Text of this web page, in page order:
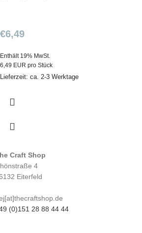
€6,49
Enthält 19% MwSt.
6,49 EUR pro Stück
Lieferzeit: ca. 2-3 Werktage
Craft Shop
4
Eiterfeld
(0)151 28 88 44 44